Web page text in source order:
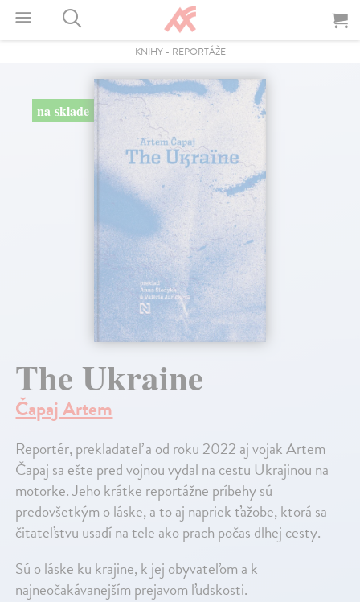
KNIHY- REPORTÁŽE
na sklade
The Ukraine
Čapaj Artem
Reportér, prekladateľ a od roku 2022 aj vojak Artem
Čapaj sa ešte pred vojnou vydal na cestu Ukrajinou na
motorke. Jeho krátke reportážne príbehy sú
predovšetkým o láske, a to aj napriek ťažobe, ktorá sa
čitateľstvu usadí na tele ako prach počas dlhej cesty.
Sú o láske ku krajine, k jej obyvateľom a k
najneočakávanejším prejavom ľudskosti.